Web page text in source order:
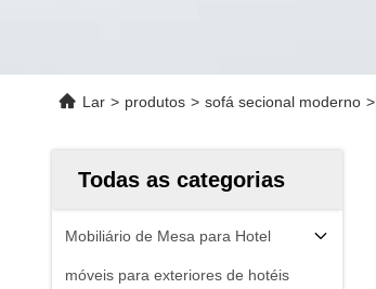
Lar > produtos > sofá secional moderno >
Todas as categorias
Mobiliário de Mesa para Hotel
móveis para exteriores de hotéis